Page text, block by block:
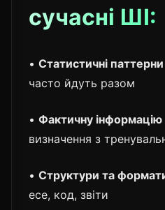
сучасні ШІ:
• Статистичні
часто йдуть разом
• Фактичну інформацію
визначення з
• Структури та
есе, код, звіти